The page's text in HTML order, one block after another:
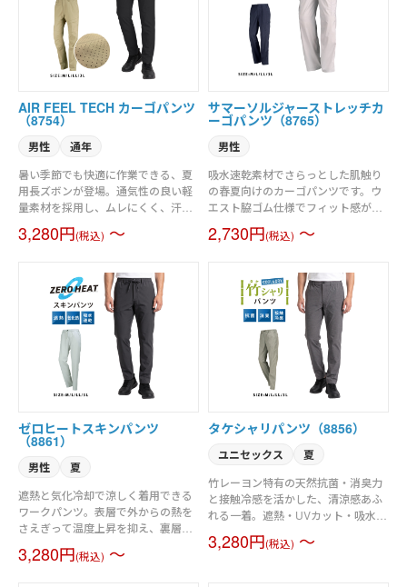
AIR FEEL TECH カーゴパンツ
（8754）
男性 通年
暑い季節でも快適に作業できる、夏
用長ズボンが登場。通気性の良い軽
量素材を採用し、ムレにくく、汗ば
ープします。さらに速乾性に優れて
3,280円(税込) ～
サマーソルジャーストレッチカ
ーゴパンツ（8765）
男性
吸水速乾素材でさらっとした肌触り
の春夏向けのカーゴパンツです。ウ
エスト脇ゴム仕様でフィット感がよ
細かな調節も可能です。左右には使
ました。股下には消臭テープが縫い
込まれており、暑い季節に気になる
ニオイも軽減。生地は洗濯してもか
乾きやすい綿ポリエステルです。シ
ンプルなデザインで、毎日の仕事や
休日にも使いやすいカーゴパンツで
2,730円(税込) ～
ゼロヒートスキンパンツ
（8861）
男性 夏
遮熱と気化冷却で涼しく着用できる
ワークパンツ。表層で外からの熱を
さえぎって温度上昇を抑え、裏層は
り。暑い日でも涼しさがしっかり持
3,280円(税込) ～
タケシャリパンツ（8856）
ユニセックス 夏
竹レーヨン特有の天然抗菌・消臭力
と接触冷感を活かした、清涼感あふ
れる一着。遮熱・UVカット・吸水速
日差しが強くなる季節も衣服内を常
3,280円(税込) ～